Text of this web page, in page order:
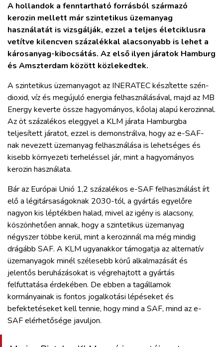
WEBSHOP
BELÉPÉS
A hollandok a fenntartható forrásból származó
kerozin mellett már szintetikus üzemanyag
használatát is vizsgálják, ezzel a teljes életciklusra
vetítve kilencven százalékkal alacsonyabb is lehet a
károsanyag-kibocsátás. Az első ilyen járatok Hamburg
és Amszterdam között közlekedtek.
A szintetikus üzemanyagot az INERATEC készítette szén-
dioxid, víz és megújuló energia felhasználásával, majd az MB
Energy keverte össze hagyományos, kőolaj alapú kerozinnal.
Az öt százalékos eleggyel a KLM járata Hamburgba
teljesített járatot, ezzel is demonstrálva, hogy az e-SAF-
nak nevezett üzemanyag felhasználása is lehetséges és
kisebb környezeti terheléssel jár, mint a hagyományos
kerozin használata.
Bár az Európai Unió 1,2 százalékos e-SAF felhasználást írt
elő a légitársaságoknak 2030-tól, a gyártás egyelőre
nagyon kis léptékben halad, mivel az igény is alacsony,
köszönhetően annak, hogy a szintetikus üzemanyag
négyszer többe kerül, mint a kerozinnál ma még mindig
drágább SAF. A KLM ugyanakkor támogatja az alternatív
üzemanyagok minél szélesebb körű alkalmazását és
jelentős beruházásokat is végrehajtott a gyártás
felfuttatása érdekében. De ebben a tagállamok
kormányainak is fontos jogalkotási lépéseket és
befektetéseket kell tennie, hogy mind a SAF, mind az e-
SAF elérhetősége javuljon.